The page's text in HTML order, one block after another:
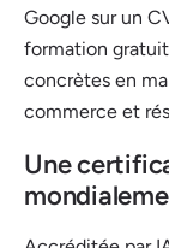
Google sur un
formation
concrètes en
commerce et
Une